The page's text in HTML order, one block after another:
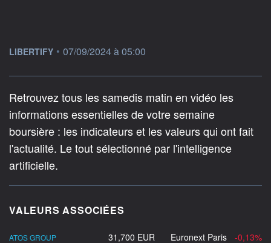
information fournie par
LIBERTIFY • 07/09/2024 à 05:00
Retrouvez tous les samedis matin en vidéo les
informations essentielles de votre semaine
boursière : les indicateurs et les valeurs qui ont fait
l'actualité. Le tout sélectionné par l'intelligence
artificielle.
VALEURS ASSOCIÉES
ATOS GROUP 31,700 EUR Euronext Paris -0,13%